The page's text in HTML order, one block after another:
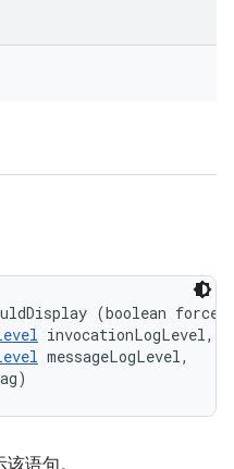
(boolean
invocationLogLevel,
messageLogLevel,
语句。